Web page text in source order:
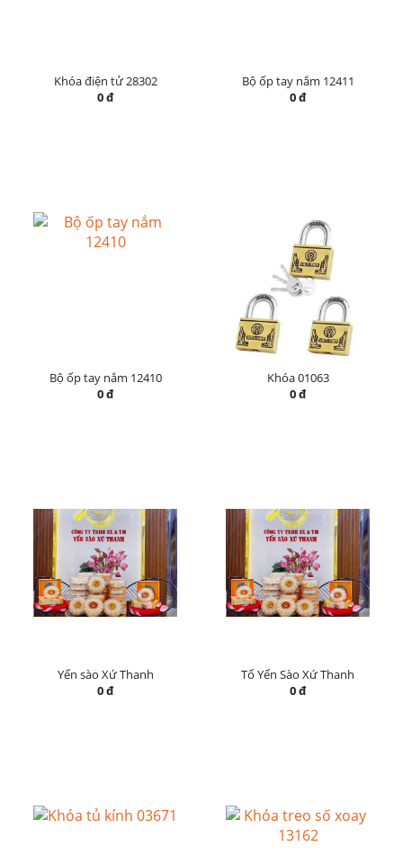
Khóa điện tử 28302
0 đ
Bộ ốp tay nắm 12411
0 đ
Bộ ốp tay nắm 12410
0 đ
Khóa 01063
0 đ
Yến sào Xứ Thanh
0 đ
Tổ Yến Sào Xứ Thanh
0 đ